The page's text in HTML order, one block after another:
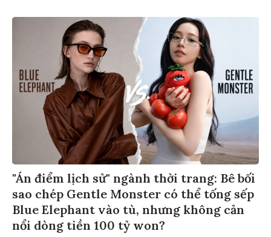
"Án điểm lịch sử" ngành thời trang: Bê bối
sao chép Gentle Monster có thể tống sếp
Blue Elephant vào tù, nhưng không cản
nổi dòng tiền 100 tỷ won?